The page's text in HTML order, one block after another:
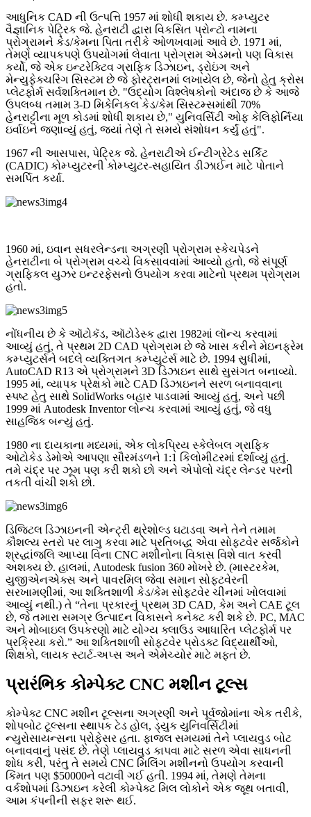
આધુનિક CAD ની ઉત્પત્તિ 1957 માં શોધી શકાય છે. કમ્પ્યુટર
વૈજ્ઞાનિક પેટ્રિક જે. હેનરાટી દ્વારા વિકસિત પ્રોન્ટો નામના
પ્રોગ્રામને કેડ/કેમના પિતા તરીકે ઓળખવામાં આવે છે. 1971 માં,
તેમણે વ્યાપકપણે ઉપયોગમાં લેવાતા પ્રોગ્રામ એડમનો પણ વિકાસ
કર્યો, જે એક ઇન્ટરેક્ટિવ ગ્રાફિક ડિઝાઇન, ડ્રોઇંગ અને
મેન્યુફેક્ચરિંગ સિસ્ટમ છે જે ફોરટ્રાનમાં લખાયેલ છે, જેનો હેતુ ક્રોસ
પ્લેટફોર્મ સર્વશક્તિમાન છે. "ઉદ્યોગ વિશ્લેષકોનો અંદાજ છે કે આજે
ઉપલબ્ધ તમામ 3-D મિકેનિકલ કેડ/કેમ સિસ્ટમ્સમાંથી 70%
હેનરાટ્ટીના મૂળ કોડમાં શોધી શકાય છે," યુનિવર્સિટી ઓફ કેલિફોર્નિયા
ઇર્વાઇને જણાવ્યું હતું, જ્યાં તેણે તે સમયે સંશોધન કર્યું હતું".
1967 ની આસપાસ, પેટ્રિક જે. હેનરાટીએ ઈન્ટીગ્રેટેડ સર્કિટ
(CADIC) કોમ્પ્યુટરની કોમ્પ્યુટર-સહાયિત ડીઝાઈન માટે પોતાને
સમર્પિત કર્યા.
1960 માં, ઇવાન સધરલેન્ડના અગ્રણી પ્રોગ્રામ સ્કેચપેડને
હેનરાટીના બે પ્રોગ્રામ વચ્ચે વિકસાવવામાં આવ્યો હતો, જે સંપૂર્ણ
ગ્રાફિકલ યુઝર ઇન્ટરફેસનો ઉપયોગ કરવા માટેનો પ્રથમ પ્રોગ્રામ
હતો.
નોંધનીય છે કે ઑટોકૅડ, ઑટોડેસ્ક દ્વારા 1982માં લૉન્ચ કરવામાં
આવ્યું હતું, તે પ્રથમ 2D CAD પ્રોગ્રામ છે જે ખાસ કરીને મેઇનફ્રેમ
કમ્પ્યુટર્સને બદલે વ્યક્તિગત કમ્પ્યુટર્સ માટે છે. 1994 સુધીમાં,
AutoCAD R13 એ પ્રોગ્રામને 3D ડિઝાઇન સાથે સુસંગત બનાવ્યો.
1995 માં, વ્યાપક પ્રેક્ષકો માટે CAD ડિઝાઇનને સરળ બનાવવાના
સ્પષ્ટ હેતુ સાથે SolidWorks બહાર પાડવામાં આવ્યું હતું, અને પછી
1999 માં Autodesk Inventor લોન્ચ કરવામાં આવ્યું હતું, જે વધુ
સાહજિક બન્યું હતું.
1980 ના દાયકાના મધ્યમાં, એક લોકપ્રિય સ્કેલેબલ ગ્રાફિક
ઓટોકેડ ડેમોએ આપણા સૌરમંડળને 1:1 કિલોમીટરમાં દર્શાવ્યું હતું.
તમે ચંદ્ર પર ઝૂમ પણ કરી શકો છો અને એપોલો ચંદ્ર લેન્ડર પરની
તકતી વાંચી શકો છો.
ડિજિટલ ડિઝાઇનની એન્ટ્રી થ્રેશોલ્ડ ઘટાડવા અને તેને તમામ
કૌશલ્ય સ્તરો પર લાગુ કરવા માટે પ્રતિબદ્ધ એવા સોફ્ટવેર સર્જકોને
શ્રદ્ધાંજલિ આપ્યા વિના CNC મશીનોના વિકાસ વિશે વાત કરવી
અશક્ય છે. હાલમાં, Autodesk fusion 360 મોખરે છે. (માસ્ટરકેમ,
યુજીએનએક્સ અને પાવરમિલ જેવા સમાન સોફ્ટવેરની
સરખામણીમાં, આ શક્તિશાળી કેડ/કેમ સોફ્ટવેર ચીનમાં ખોલવામાં
આવ્યું નથી.) તે “તેના પ્રકારનું પ્રથમ 3D CAD, કેમ અને CAE ટૂલ
છે, જે તમારા સમગ્ર ઉત્પાદન વિકાસને કનેક્ટ કરી શકે છે. PC, MAC
અને મોબાઇલ ઉપકરણો માટે યોગ્ય ક્લાઉડ આધારિત પ્લેટફોર્મ પર
પ્રક્રિયા કરો.” આ શક્તિશાળી સોફ્ટવેર પ્રોડક્ટ વિદ્યાર્થીઓ,
શિક્ષકો, લાયક સ્ટાર્ટ-અપ્સ અને એમેચ્યોર માટે મફત છે.
પ્રારંભિક કોમ્પેક્ટ CNC મશીન ટૂલ્સ
કોમ્પેક્ટ CNC મશીન ટૂલ્સના અગ્રણી અને પૂર્વજોમાંના એક તરીકે,
શોપબોટ ટૂલ્સના સ્થાપક ટેડ હોલ, ડ્યુક યુનિવર્સિટીમાં
ન્યુરોસાયન્સના પ્રોફેસર હતા. ફાજલ સમયમાં તેને પ્લાયવુડ બોટ
બનાવવાનું પસંદ છે. તેણે પ્લાયવુડ કાપવા માટે સરળ એવા સાધનની
શોધ કરી, પરંતુ તે સમયે CNC મિલિંગ મશીનનો ઉપયોગ કરવાની
કિંમત પણ $50000ને વટાવી ગઈ હતી. 1994 માં, તેમણે તેમના
વર્કશોપમાં ડિઝાઇન કરેલી કોમ્પેક્ટ મિલ લોકોને એક જૂથ બતાવી,
આમ કંપનીની સફર શરૂ થઈ.